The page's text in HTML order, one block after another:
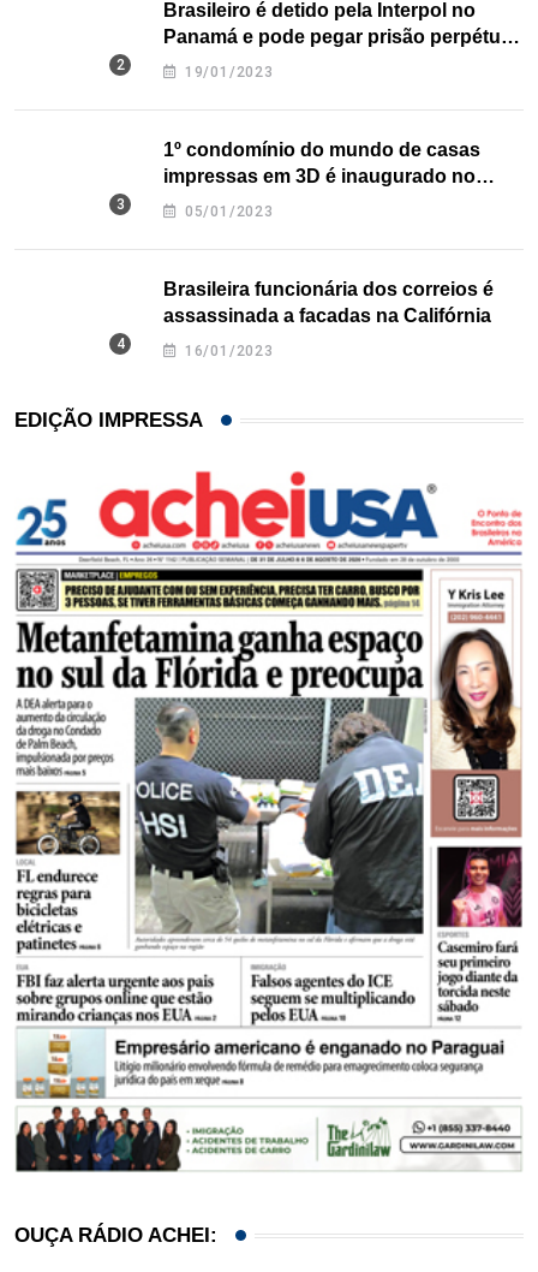
Brasileiro é detido pela Interpol no
Panamá e pode pegar prisão perpétua
nos EUA
19/01/2023
1º condomínio do mundo de casas
impressas em 3D é inaugurado no
Texas
05/01/2023
Brasileira funcionária dos correios é
assassinada a facadas na Califórnia
16/01/2023
EDIÇÃO IMPRESSA
OUÇA RÁDIO ACHEI: